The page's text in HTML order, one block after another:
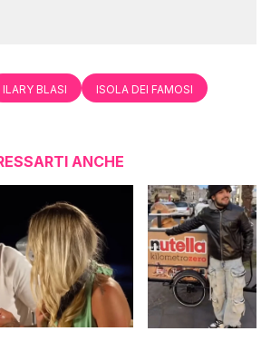
ILARY BLASI ISOLA DEI FAMOSI
ANCHE